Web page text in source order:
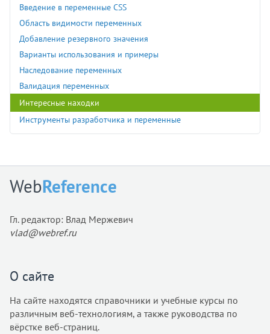
Введение в переменные CSS
Область видимости переменных
Добавление резервного значения
Варианты использования и примеры
Наследование переменных
Валидация переменных
Интересные находки
Инструменты разработчика и переменные
WebReference
Гл. редактор: Влад Мержевич
vlad@webref.ru
О сайте
На сайте находятся справочники и учебные курсы по
различным веб-технологиям, а также руководства по
вёрстке веб-страниц.